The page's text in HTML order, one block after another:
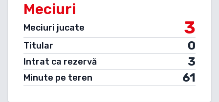
Meciuri
Meciuri jucate 3
Titular 0
Intrat ca rezervă 3
Minute pe teren 61